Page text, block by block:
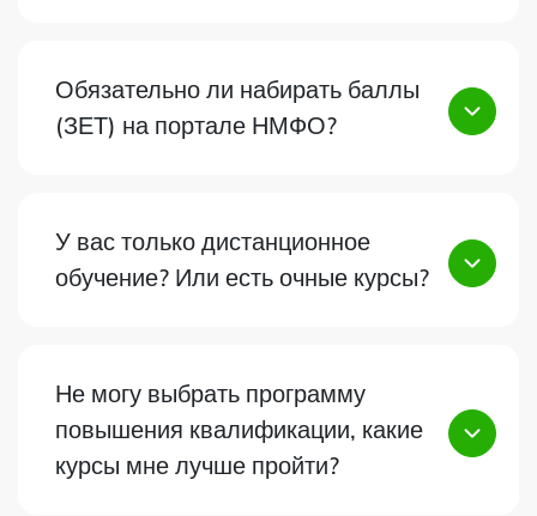
Обязательно ли набирать баллы
(ЗЕТ) на портале НМФО?
У вас только дистанционное
обучение? Или есть очные курсы?
Не могу выбрать программу
повышения квалификации, какие
курсы мне лучше пройти?